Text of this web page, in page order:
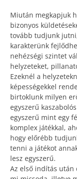
Miután megkapjuk
bizonyos
tovább tudjunk
karakterünk
nehézségi szintet
helyzeteket,
Ezeknél a
képességekkel
birtoklunk milyen
egyszerű
egyszerű mint egy
komplex játékkal,
hogy előrébb
tenni a játékot
lesz egyszerű.
Az első indítás után